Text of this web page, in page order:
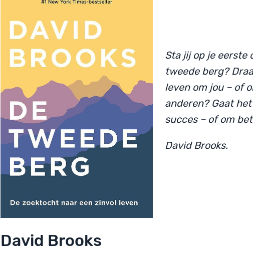
Sta jij op je eerste
tweede berg?
leven om jou – of
anderen? Gaat
succes – of om
David Brooks.
David Brooks